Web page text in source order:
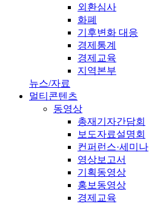
외환심사
화폐
기후변화 대응
경제통계
경제교육
지역본부
뉴스/자료
멀티콘텐츠
동영상
총재기자간담회
보도자료설명회
컨퍼런스·세미나
영상보고서
기획동영상
홍보동영상
경제교육